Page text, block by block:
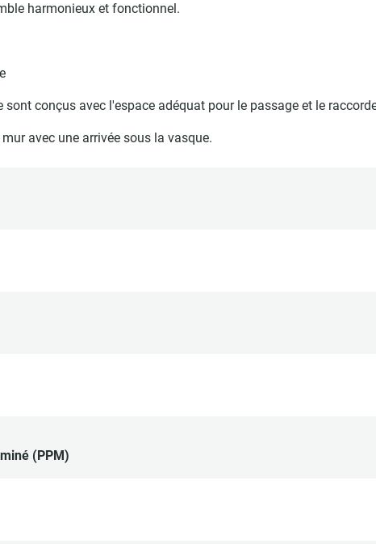
harmonieux et fonctionnel.
conçus avec l'espace adéquat pour le passage et le
avec une arrivée sous la vasque.
(PPM)